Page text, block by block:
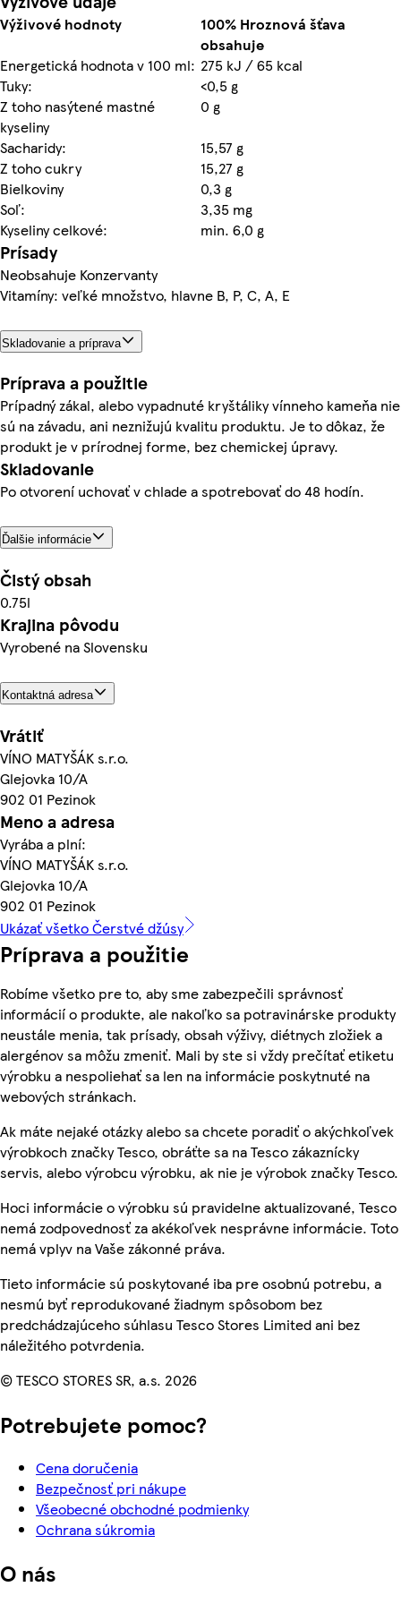
Výživové hodnoty
100% Hroznová šťava
obsahuje
Energetická hodnota v 100 ml: 275 kJ / 65 kcal
Tuky:
<0,5 g
Z toho nasýtené mastné
kyseliny
0 g
Sacharidy:
15,57 g
Z toho cukry
15,27 g
Bielkoviny
0,3 g
Soľ:
3,35 mg
Kyseliny celkové:
min. 6,0 g
Prísady
Neobsahuje Konzervanty
Vitamíny: veľké množstvo, hlavne B, P, C, A, E
Skladovanie a príprava
Príprava a použitie
Prípadný zákal, alebo vypadnuté kryštáliky vínneho kameňa nie
sú na závadu, ani neznižujú kvalitu produktu. Je to dôkaz, že
produkt je v prírodnej forme, bez chemickej úpravy.
Skladovanie
Po otvorení uchovať v chlade a spotrebovať do 48 hodín.
Ďalšie informácie
Čistý obsah
0.75l
Krajina pôvodu
Vyrobené na Slovensku
Kontaktná adresa
Vrátiť
VÍNO MATYŠÁK s.r.o.
Glejovka 10/A
902 01 Pezinok
Meno a adresa
Vyrába a plní:
VÍNO MATYŠÁK s.r.o.
Glejovka 10/A
902 01 Pezinok
Ukázať všetko Čerstvé džúsy
Príprava a použitie
Robíme všetko pre to, aby sme zabezpečili správnosť
informácií o produkte, ale nakoľko sa potravinárske produkty
neustále menia, tak prísady, obsah výživy, diétnych zložiek a
alergénov sa môžu zmeniť. Mali by ste si vždy prečítať etiketu
výrobku a nespoliehať sa len na informácie poskytnuté na
webových stránkach.
Ak máte nejaké otázky alebo sa chcete poradiť o akýchkoľvek
výrobkoch značky Tesco, obráťte sa na Tesco zákaznícky
servis, alebo výrobcu výrobku, ak nie je výrobok značky Tesco.
Hoci informácie o výrobku sú pravidelne aktualizované, Tesco
nemá zodpovednosť za akékoľvek nesprávne informácie. Toto
nemá vplyv na Vaše zákonné práva.
Tieto informácie sú poskytované iba pre osobnú potrebu, a
nesmú byť reprodukované žiadnym spôsobom bez
predchádzajúceho súhlasu Tesco Stores Limited ani bez
náležitého potvrdenia.
© TESCO STORES SR, a.s. 2026
Potrebujete pomoc?
Cena doručenia
Bezpečnosť pri nákupe
Všeobecné obchodné podmienky
Ochrana súkromia
O nás